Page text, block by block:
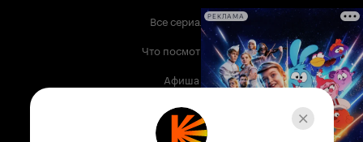
Все сериалы
Что посмотреть
Афиша
Музыка
Телепрограмма
РЕКЛАМА